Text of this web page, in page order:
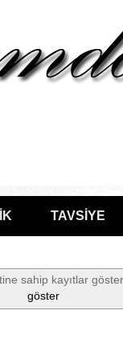
TAVSİYE
sahip kayıtlar
göster